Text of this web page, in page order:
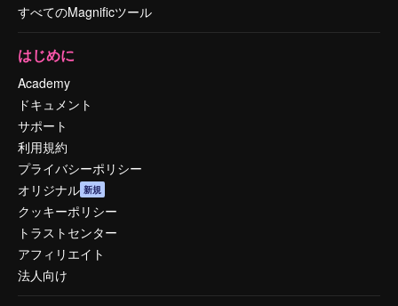
すべてのMagnificツール
はじめに
Academy
ドキュメント
サポート
利用規約
プライバシーポリシー
オリジナル 新規
クッキーポリシー
トラストセンター
アフィリエイト
法人向け